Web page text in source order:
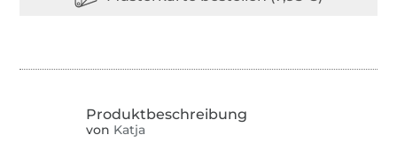
von Katja